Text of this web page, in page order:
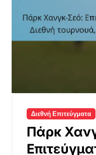
Διεθνή Επιτεύγματα
Πάρκ